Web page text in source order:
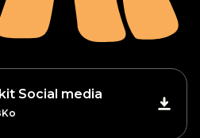
Social media